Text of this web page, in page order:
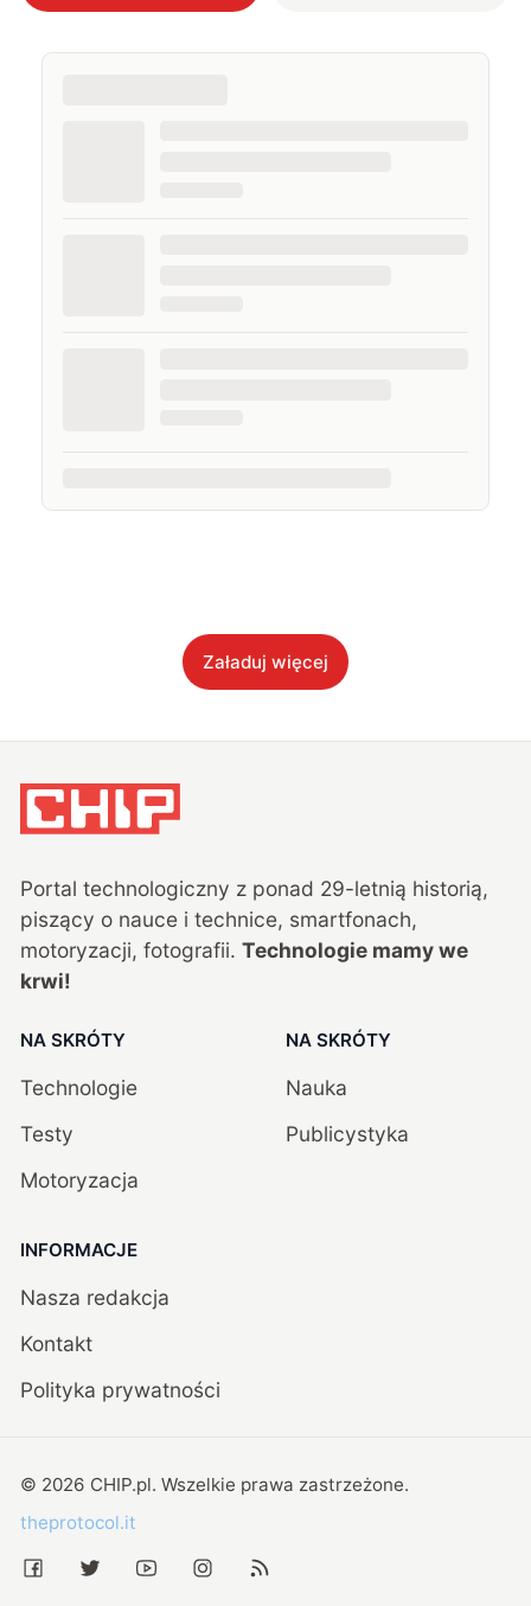
Załaduj więcej
Portal technologiczny z ponad 29-letnią historią,
piszący o nauce i technice, smartfonach,
motoryzacji, fotografii. Technologie mamy we
krwi!
NA SKRÓTY
Technologie
Testy
Motoryzacja
NA SKRÓTY
Nauka
Publicystyka
INFORMACJE
Nasza redakcja
Kontakt
Polityka prywatności
© 2026 CHIP.pl. Wszelkie prawa zastrzeżone.
theprotocol.it